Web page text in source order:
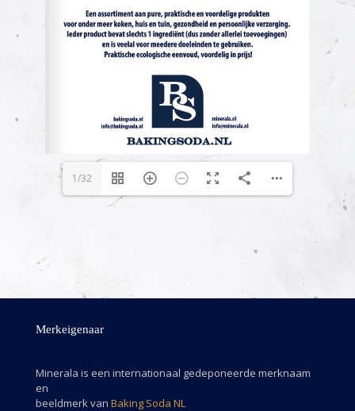
1/32
Merkeigenaar
Minerala is een internationaal gedeponeerde merknaam
en
beeldmerk van Baking Soda NL